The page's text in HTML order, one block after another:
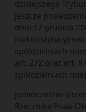
dzisiejszego
jeszcze
dniu 17 grudnia
spółdzielniach
art. 272 oraz art.
spółdzielniach
Jednocześnie
Rzecznika Praw